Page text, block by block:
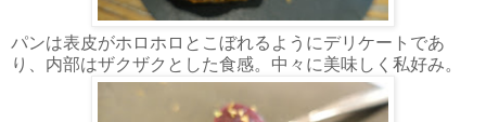
パンは表皮がホロホロとこぼれるようにデリケートであ
り、内部はザクザクとした食感。中々に美味しく私好み。